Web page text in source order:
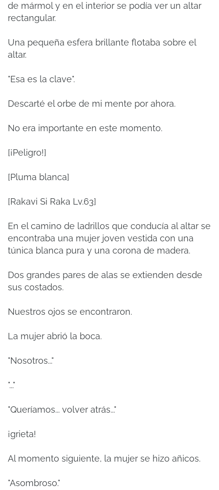
de mármol y en el interior se podía ver un altar
rectangular.
Una pequeña esfera brillante flotaba sobre el
altar.
"Esa es la clave".
Descarté el orbe de mi mente por ahora.
No era importante en este momento.
[¡Peligro!]
[Pluma blanca]
[Rakavi Si Raka Lv.63]
En el camino de ladrillos que conducía al altar se
encontraba una mujer joven vestida con una
túnica blanca pura y una corona de madera.
Dos grandes pares de alas se extienden desde
sus costados.
Nuestros ojos se encontraron.
La mujer abrió la boca.
"Nosotros..."
"..."
"Queríamos... volver atrás..."
¡grieta!
Al momento siguiente, la mujer se hizo añicos.
"Asombroso."